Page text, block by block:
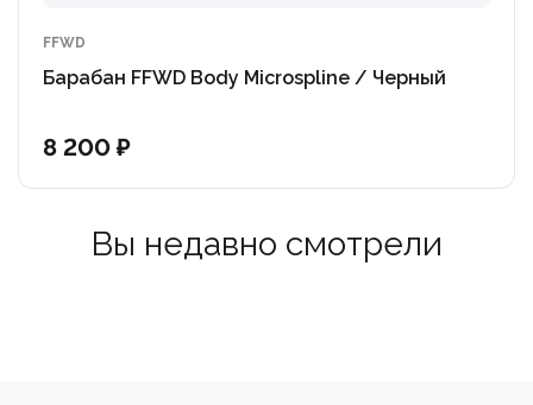
FFWD
Барабан FFWD Body Microspline / Черный
8 200 ₽
Вы недавно смотрели